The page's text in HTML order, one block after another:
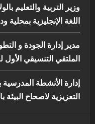
وزير التربية والتعليم
اللغة الإنجليزية بمحلية
مدير إدارة الجودة و
الملتقي التنسيقي الأول
إدارة الأنشطة
التعزيزية لاصحاح البيئة